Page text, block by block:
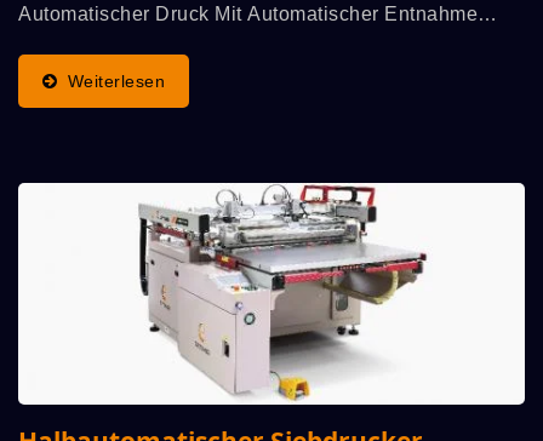
Automatischer Druck Mit Automatischer Entnahme
Direkten Drucken Von Grafischen Bildern Auf Papier,
Kunststoff...
Weiterlesen